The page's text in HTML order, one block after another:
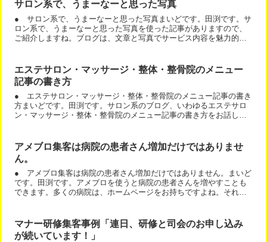
サロン系で、うまーなーと思った写真
● サロン系で、うまーなーと思った写真まいどです。田渕です。サ
ロン系で、うまーなーと思った写真を使った記事がありますので、
ご紹介しますね。ブログは、文章と写真でサービス内容を魅力的に
エステサロン・マッサージ・整体・整骨院のメニュー
記事の書き方
● エステサロン・マッサージ・整体・整骨院のメニュー記事の書き
方まいどです。田渕です。サロン系のブログ、いわゆるエステサロ
ン・マッサージ・整体・整骨院のメニュー記事の書き方をお話しま
アメブロ集客は病院の患者さん増加だけではありませ
ん。
● アメブロ集客は病院の患者さん増加だけではありません。まいど
です。田渕です。アメブロを使うと病院の患者さんを増やすことも
できます。多くの病院は、ホームページをお持ちですよね。それ以
マナー研修集客事例「連日、研修と司会のお申し込み
が続いています！」